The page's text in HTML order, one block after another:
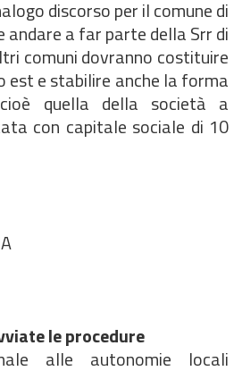
discorso per il comune di
andare a far parte della Srr di
comuni dovranno costituire
est e stabilire anche la forma
quella della società a
con capitale sociale di 10
le procedure
alle autonomie locali